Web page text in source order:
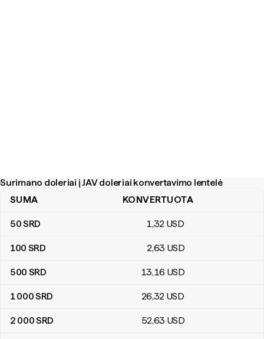
Surimano doleriai į JAV doleriai konvertavimo lentelė
Surimano doleriai į JAV doleriai konvertavimo lentelė
SUMA KONVERTUOTA
50SRD 1,32 USD
100 SRD 2,63 USD
500 SRD 13,16 USD
1 000SRD 26,32 USD
2 000SRD 52,63 USD